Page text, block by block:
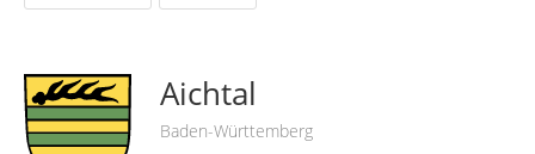
Aichtal
Baden-Württemberg